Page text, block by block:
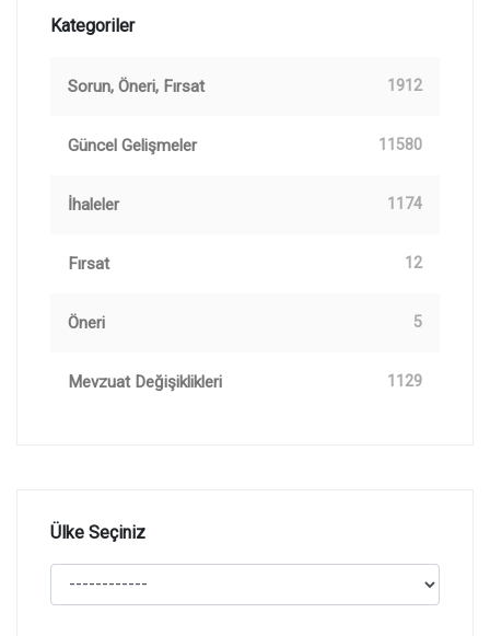
Kategoriler
Sorun, Öneri, Fırsat 1912
Güncel Gelişmeler 11580
İhaleler 1174
Fırsat 12
Öneri 5
Mevzuat Değişiklikleri 1129
Ülke Seçiniz